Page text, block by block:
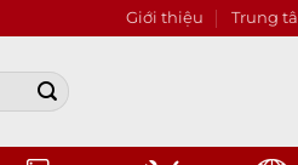
Giới thiệu Trung